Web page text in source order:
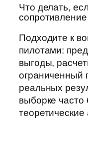
Что делать,
Подходите к
пилотами:
выгоды,
ограниченный
реальных
выборке часто